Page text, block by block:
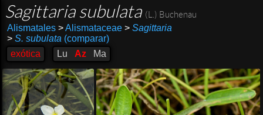
Sagittaria subulata (L.) Buchenau
Alismatales >Alismataceae > Sagittaria
> S. subulata (comparar)
exótica
Lu Az Ma